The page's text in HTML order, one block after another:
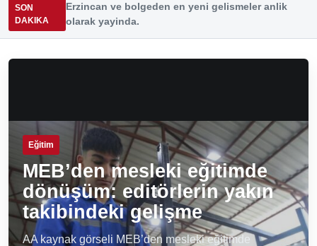
SON
DAKIKA
Erzincan ve bolgeden en yeni gelismeler anlik
olarak yayinda.
Eğitim
MEB’den mesleki eğitimde
dönüşüm: editörlerin yakın
takibindeki gelişme
AA kaynak görseli MEB’den mesleki eğitimde